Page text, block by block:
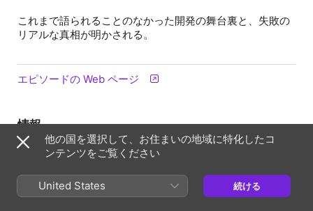
これまで語られることのなかった開発の舞台裏と、失敗の
リアルな真相が明かされる。
エピソードの Web ページ
情報
番組
リアル経営｜等身大で語る台本なき社長のリアル
アップデート：毎週
他の国を選択して、お住まいの地域に特化したコ
ンテンツをご覧ください
United States 続ける